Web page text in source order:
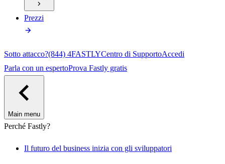
Prezzi
Sotto attacco?(844) 4FASTLYCentro di SupportoAccedi
Parla con un espertoProva Fastly gratis
Main menu
Perché Fastly?
Il futuro del business inizia con gli sviluppatori